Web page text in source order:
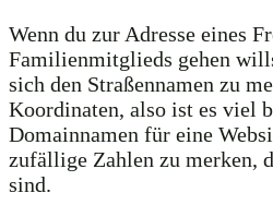
Wenn du zur Adresse eines
Familienmitglieds gehen
sich den Straßennamen zu
Koordinaten, also ist es viel
Domainnamen für eine
zufällige Zahlen zu merken,
sind.